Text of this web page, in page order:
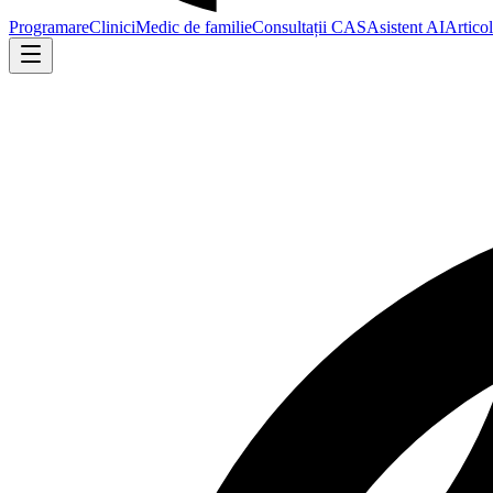
ProgramareCliniciMedic de familieConsultații CASAsistent AI